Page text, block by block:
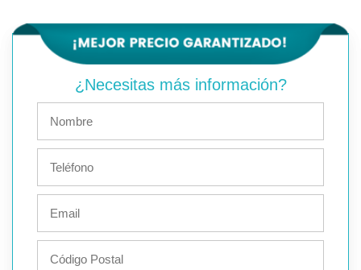
¿Necesitas más información?